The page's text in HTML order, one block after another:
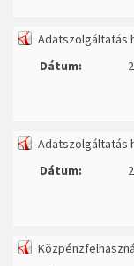
Adatszolgáltatás
Dátum:
Adatszolgáltatás
Dátum: